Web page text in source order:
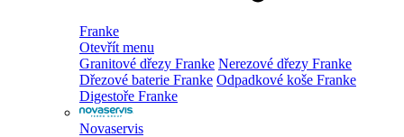
Franke
Otevřít menu
Granitové dřezy Franke Nerezové dřezy Franke
Dřezové baterie Franke Odpadkové koše Franke
Digestoře Franke
Novaservis